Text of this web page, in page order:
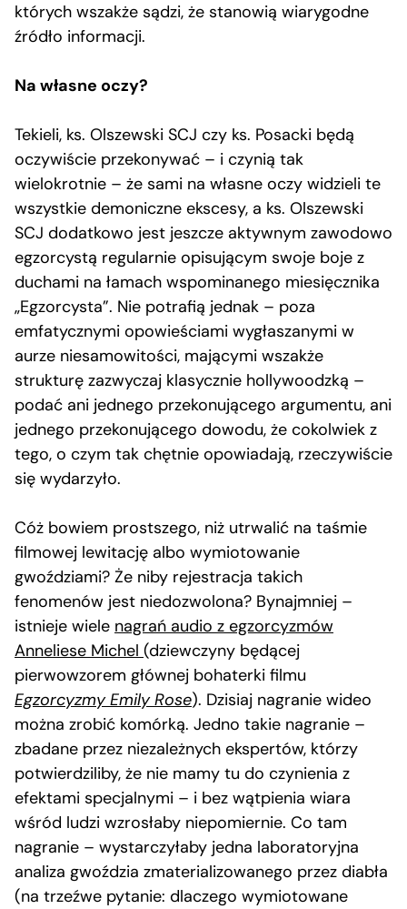
których wszakże sądzi, że stanowią wiarygodne
źródło informacji.
Na własne oczy?
Tekieli, ks. Olszewski SCJ czy ks. Posacki będą
oczywiście przekonywać – i czynią tak
wielokrotnie – że sami na własne oczy widzieli te
wszystkie demoniczne ekscesy, a ks. Olszewski
SCJ dodatkowo jest jeszcze aktywnym zawodowo
egzorcystą regularnie opisującym swoje boje z
duchami na łamach wspominanego miesięcznika
„Egzorcysta”. Nie potrafią jednak – poza
emfatycznymi opowieściami wygłaszanymi w
aurze niesamowitości, mającymi wszakże
strukturę zazwyczaj klasycznie hollywoodzką –
podać ani jednego przekonującego argumentu, ani
jednego przekonującego dowodu, że cokolwiek z
tego, o czym tak chętnie opowiadają, rzeczywiście
się wydarzyło.
Cóż bowiem prostszego, niż utrwalić na taśmie
filmowej lewitację albo wymiotowanie
gwoździami? Że niby rejestracja takich
fenomenów jest niedozwolona? Bynajmniej –
istnieje wiele nagrań audio z egzorcyzmów
Anneliese Michel (dziewczyny będącej
pierwowzorem głównej bohaterki filmu
Egzorcyzmy Emily Rose). Dzisiaj nagranie wideo
można zrobić komórką. Jedno takie nagranie –
zbadane przez niezależnych ekspertów, którzy
potwierdziliby, że nie mamy tu do czynienia z
efektami specjalnymi – i bez wątpienia wiara
wśród ludzi wzrosłaby niepomiernie. Co tam
nagranie – wystarczyłaby jedna laboratoryjna
analiza gwoździa zmaterializowanego przez diabła
(na trzeźwe pytanie: dlaczego wymiotowane